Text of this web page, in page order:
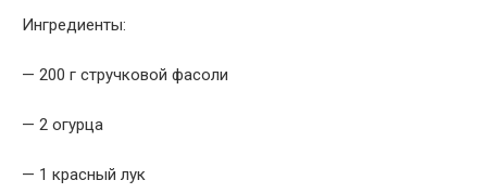
Ингредиенты:
— 200 г стручковой фасоли
— 2 огурца
— 1 красный лук